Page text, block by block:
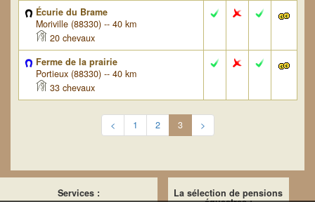
Écurie du Brame
Moriville (88330) -- 40 km
20 chevaux
Ferme de la prairie
Portieux (88330) -- 40 km
33 chevaux
< 1 2 3 >
Services : La sélection de pensions